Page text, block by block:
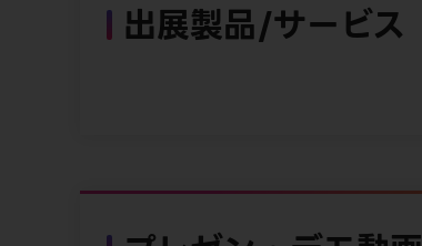
出展製品/サービス